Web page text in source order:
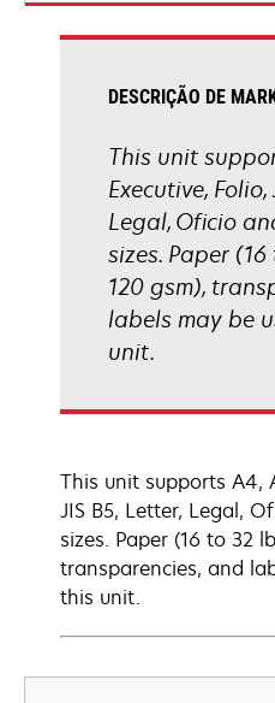
DESCRIÇÃO DE
This unit
Executive, Folio,
Legal, Oficio
sizes. Paper
120 gsm),
labels may be
unit.
This unit supports A4,
JIS B5, Letter, Legal,
sizes. Paper (16 to 32
transparencies, and
this unit.